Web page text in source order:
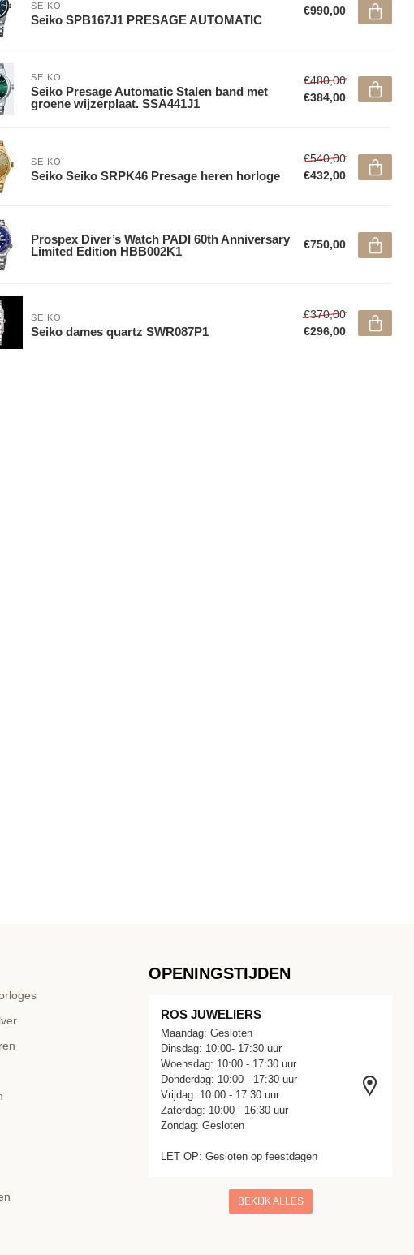
SEIKO
Seiko SPB167J1 PRESAGE AUTOMATIC
€990,00
SEIKO
Seiko Presage Automatic Stalen band met
groene wijzerplaat. SSA441J1
€480,00
€384,00
SEIKO
Seiko Seiko SRPK46 Presage heren horloge
€540,00
€432,00
Prospex Diver’s Watch PADI 60th Anniversary
Limited Edition HBB002K1
€750,00
SEIKO
Seiko dames quartz SWR087P1
€370,00
€296,00
OPENINGSTIJDEN
ROS JUWELIERS
Maandag: Gesloten
Dinsdag: 10:00- 17:30 uur
Woensdag: 10:00 - 17:30 uur
Donderdag: 10:00 - 17:30 uur
Vrijdag: 10:00 - 17:30 uur
Zaterdag: 10:00 - 16:30 uur
Zondag: Gesloten
LET OP: Gesloten op feestdagen
BEKIJK ALLES